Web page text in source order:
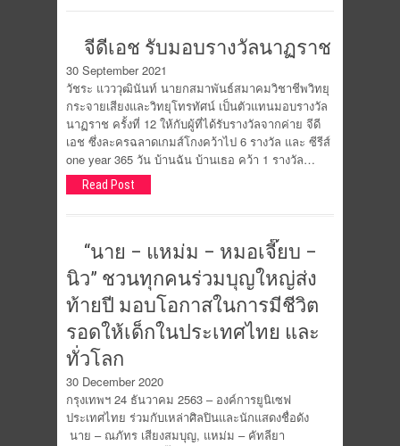
จีดีเอช รับมอบรางวัลนาฏราช
30 September 2021
วัชระ แวววุฒินันท์ นายกสมาพันธ์สมาคมวิชาชีพวิทยุ
กระจายเสียงและวิทยุโทรทัศน์ เป็นตัวแทนมอบรางวัล
นาฏราช ครั้งที่ 12 ให้กับผู้ที่ได้รับรางวัลจากค่าย จีดี
เอช ซึ่งละครฉลาดเกมส์โกงคว้าไป 6 รางวัล และ ซีรีส์
one year 365 วัน บ้านฉัน บ้านเธอ คว้า 1 รางวัล…
Read Post
“นาย – แหม่ม – หมอเจี๊ยบ –
นิว” ชวนทุกคนร่วมบุญใหญ่ส่ง
ท้ายปี มอบโอกาสในการมีชีวิต
รอดให้เด็กในประเทศไทย และ
ทั่วโลก
30 December 2020
กรุงเทพฯ 24 ธันวาคม 2563 – องค์การยูนิเซฟ
ประเทศไทย ร่วมกับเหล่าศิลปินและนักแสดงชื่อดัง
นาย – ณภัทร เสียงสมบุญ, แหม่ม – คัทลียา